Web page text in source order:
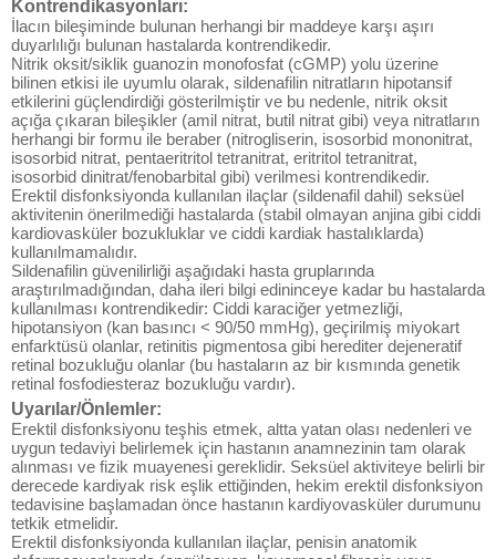
Kontrendikasyonları:
İlacın bileşiminde bulunan herhangi bir maddeye karşı aşırı
duyarlılığı bulunan hastalarda kontrendikedir.
Nitrik oksit/siklik guanozin monofosfat (cGMP) yolu üzerine
bilinen etkisi ile uyumlu olarak, sildenafilin nitratların hipotansif
etkilerini güçlendirdiği gösterilmiştir ve bu nedenle, nitrik oksit
açığa çıkaran bileşikler (amil nitrat, butil nitrat gibi) veya nitratların
herhangi bir formu ile beraber (nitrogliserin, isosorbid mononitrat,
isosorbid nitrat, pentaeritritol tetranitrat, eritritol tetranitrat,
isosorbid dinitrat/fenobarbital gibi) verilmesi kontrendikedir.
Erektil disfonksiyonda kullanılan ilaçlar (sildenafil dahil) seksüel
aktivitenin önerilmediği hastalarda (stabil olmayan anjina gibi ciddi
kardiovasküler bozukluklar ve ciddi kardiak hastalıklarda)
kullanılmamalıdır.
Sildenafilin güvenilirliği aşağıdaki hasta gruplarında
araştırılmadığından, daha ileri bilgi edininceye kadar bu hastalarda
kullanılması kontrendikedir: Ciddi karaciğer yetmezliği,
hipotansiyon (kan basıncı < 90/50 mmHg), geçirilmiş miyokart
enfarktüsü olanlar, retinitis pigmentosa gibi herediter dejeneratif
retinal bozukluğu olanlar (bu hastaların az bir kısmında genetik
retinal fosfodiesteraz bozukluğu vardır).
Uyarılar/Önlemler:
Erektil disfonksiyonu teşhis etmek, altta yatan olası nedenleri ve
uygun tedaviyi belirlemek için hastanın anamnezinin tam olarak
alınması ve fizik muayenesi gereklidir. Seksüel aktiviteye belirli bir
derecede kardiyak risk eşlik ettiğinden, hekim erektil disfonksiyon
tedavisine başlamadan önce hastanın kardiyovasküler durumunu
tetkik etmelidir.
Erektil disfonksiyonda kullanılan ilaçlar, penisin anatomik